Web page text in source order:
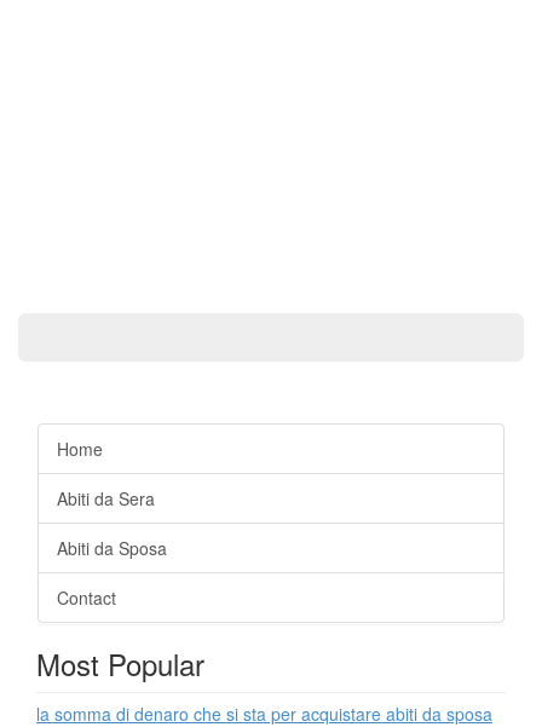
Home
Abiti da Sera
Abiti da Sposa
Contact
Most Popular
la somma di denaro che si sta per acquistare abiti da sposa